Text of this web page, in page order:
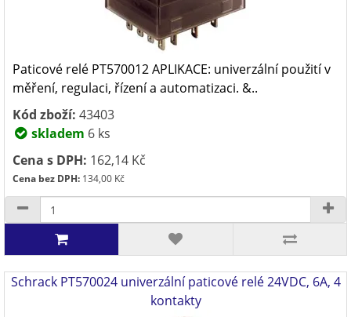
Paticové relé PT570012 APLIKACE: univerzální použití v
měření, regulaci, řízení a automatizaci. &..
Kód zboží: 43403
skladem 6 ks
Cena s DPH: 162,14 Kč
Cena bez DPH: 134,00 Kč
Schrack PT570024 univerzální paticové relé 24VDC, 6A, 4
kontakty